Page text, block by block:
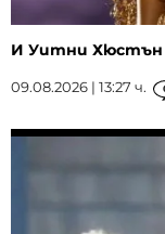
И Уитни Хюстън
09.08.2026 | 13:27 ч.